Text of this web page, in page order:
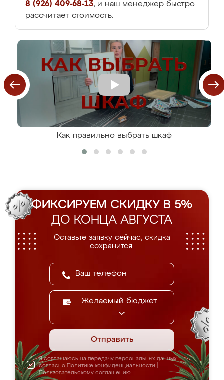
8 (926) 409-68-13, и наш менеджер быстро
рассчитает стоимость.
Как правильно выбрать шкаф
ФИКСИРУЕМ СКИДКУ В 5%
ДО КОНЦА АВГУСТА
Оставьте заявку сейчас, скидка
сохранится.
Желаемый бюджет
Отправить
Я соглашаюсь на передачу персональных данных
согласно Политике конфиденциальности
Пользовательскому соглашению